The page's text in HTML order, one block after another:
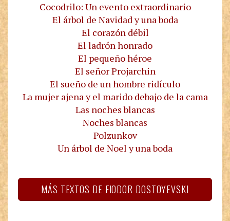
Cocodrilo: Un evento extraordinario
El árbol de Navidad y una boda
El corazón débil
El ladrón honrado
El pequeño héroe
El señor Projarchin
El sueño de un hombre ridículo
La mujer ajena y el marido debajo de la cama
Las noches blancas
Noches blancas
Polzunkov
Un árbol de Noel y una boda
MÁS TEXTOS DE FIODOR DOSTOYEVSKI